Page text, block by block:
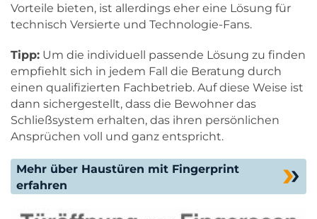
Vorteile bieten, ist allerdings eher eine Lösung für
technisch Versierte und Technologie-Fans.
Tipp: Um die individuell passende Lösung zu finden
empfiehlt sich in jedem Fall die Beratung durch
einen qualifizierten Fachbetrieb. Auf diese Weise ist
dann sichergestellt, dass die Bewohner das
Schließsystem erhalten, das ihren persönlichen
Ansprüchen voll und ganz entspricht.
Mehr über Haustüren mit Fingerprint
erfahren